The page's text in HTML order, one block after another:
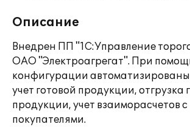
Описание
Внедрен ПП "1С:Управление
ОАО "Электроагрегат". При
конфигурации автоматизированы
учет готовой продукции, отгрузка
продукции, учет взаиморасчетов с
покупателями.